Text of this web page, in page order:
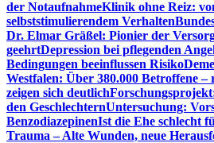
der NotaufnahmeKlinik ohne Reiz:
selbststimulierendem Verhalten
Dr. Elmar Gräßel: Pionier der
geehrtDepression bei pflegenden
Bedingungen beeinflussen Risiko
Westfalen: Über 380.000 Betroffene –
zeigen sich deutlich
den GeschlechternUntersuchung:
BenzodiazepinenIst die Ehe schlecht
Trauma – Alte Wunden, neue